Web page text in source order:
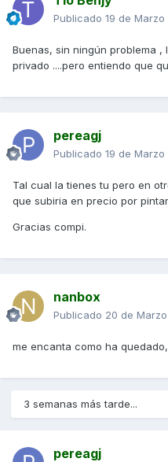
Publicado 19 de Marzo
Buenas, sin ningún problema
privado ....pero entiendo que
pereagj
Publicado 19 de Marzo
Tal cual la tienes tu pero en
que subiria en precio por
Gracias compi.
nanbox
Publicado 20 de
me encanta como ha
3 semanas más tarde...
pereagj